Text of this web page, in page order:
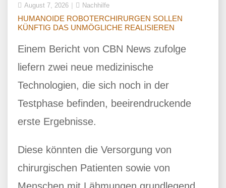
August 7, 2026 Nachhilfe
HUMANOIDE ROBOTERCHIRURGEN SOLLEN
KÜNFTIG DAS UNMÖGLICHE REALISIEREN
Einem Bericht von CBN News zufolge
liefern zwei neue medizinische
Technologien, die sich noch in der
Testphase befinden, beeirendruckende
erste Ergebnisse.
Diese könnten die Versorgung von
chirurgischen Patienten sowie von